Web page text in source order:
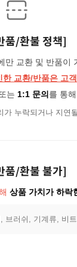
품/환불 정책]
만 교환 및 반품이
한 교환/반품은 고
또는 1:1 문의 를 통
가 누락되거나 지연
품/환불 불가]
상품 가치가 하락
러쉬, 기계류, 비